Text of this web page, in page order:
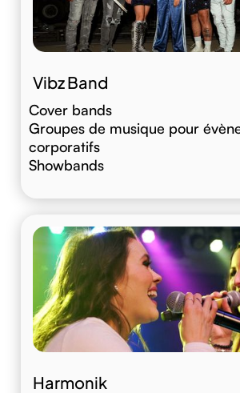
Vibz Band
Cover bands
Groupes de musique pour
corporatifs
Showbands
Harmonik